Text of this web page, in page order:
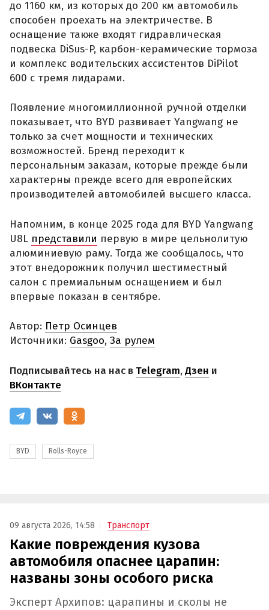
до 1160 км, из которых до 200 км автомобиль
способен проехать на электричестве. В
оснащение также входят гидравлическая
подвеска DiSus-P, карбон-керамические тормоза
и комплекс водительских ассистентов DiPilot
600 с тремя лидарами.
Появление многомиллионной ручной отделки
показывает, что BYD развивает Yangwang не
только за счет мощности и технических
возможностей. Бренд переходит к
персональным заказам, которые прежде были
характерны прежде всего для европейских
производителей автомобилей высшего класса.
Напомним, в конце 2025 года для BYD Yangwang
U8L представили первую в мире цельнолитую
алюминиевую раму. Тогда же сообщалось, что
этот внедорожник получил шестиместный
салон с премиальным оснащением и был
впервые показан в сентябре.
Автор: Петр Осинцев
Источники: Gasgoo, За рулем
Подписывайтесь на нас в Telegram,Дзен и
ВКонтакте
BYD Rolls-Royce
09 августа 2026, 14:58 Транспорт
Какие повреждения кузова
автомобиля опаснее царапин:
названы зоны особого риска
Эксперт Архипов: царапины и сколы не